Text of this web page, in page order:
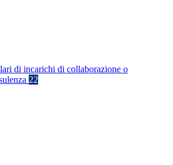
di incarichi di collaborazione o
22